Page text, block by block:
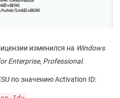
изменился на Windows
Enterprise, Professional.
по значению Activation ID: